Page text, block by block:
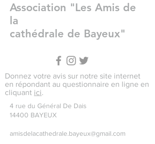
Association "Les Amis de
la
cathédrale de Bayeux"
Donnez votre avis sur notre site internet
en répondant au questionnaire en ligne en
cliquant ici.
4 rue du Général De Dais
14400 BAYEUX
amisdelacathedrale.bayeux@gmail.com